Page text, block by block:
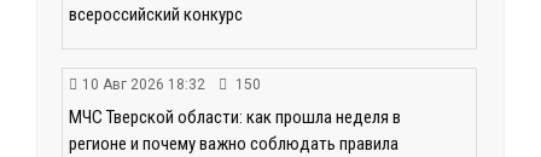
всероссийский конкурс
10 Авг 2026 18:32 150
МЧС Тверской области: как прошла неделя в
регионе и почему важно соблюдать правила